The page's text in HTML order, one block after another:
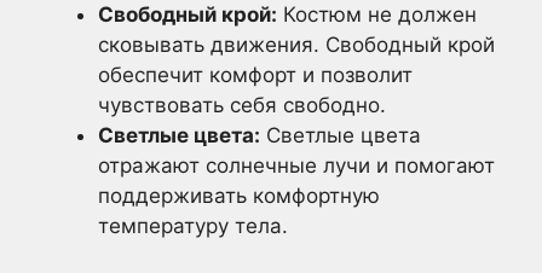
Свободный крой: Костюм не должен
сковывать движения. Свободный крой
обеспечит комфорт и позволит
чувствовать себя свободно.
Светлые цвета: Светлые цвета
отражают солнечные лучи и помогают
поддерживать комфортную
температуру тела.